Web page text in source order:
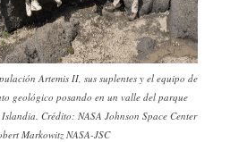
Artemis II, sus suplentes y el equipo de
geológico posando en un valle del parque
Crédito: NASA Johnson Space Center
Markowitz NASA-JSC